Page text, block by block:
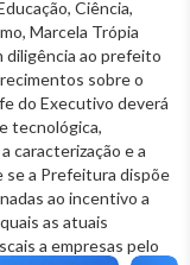
Ciência,
Marcela Trópia
diligência ao prefeito
sobre o
do Executivo deverá
tecnológica,
caracterização e a
se a Prefeitura dispõe
ao incentivo a
as atuais
a empresas pelo